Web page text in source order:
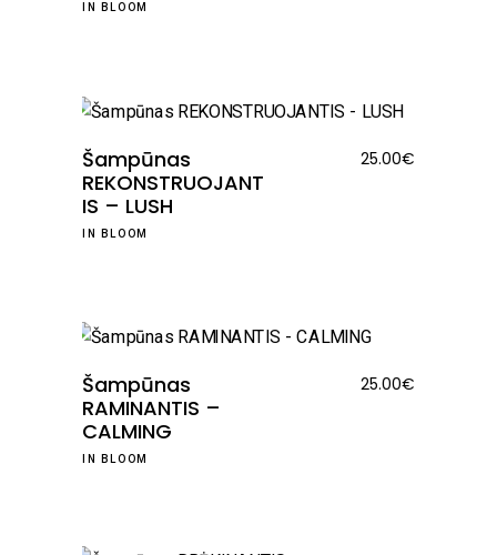
IN BLOOM
Šampūnas
REKONSTRUOJANT
IS – LUSH
25.00€
IN BLOOM
Šampūnas
RAMINANTIS –
CALMING
25.00€
IN BLOOM